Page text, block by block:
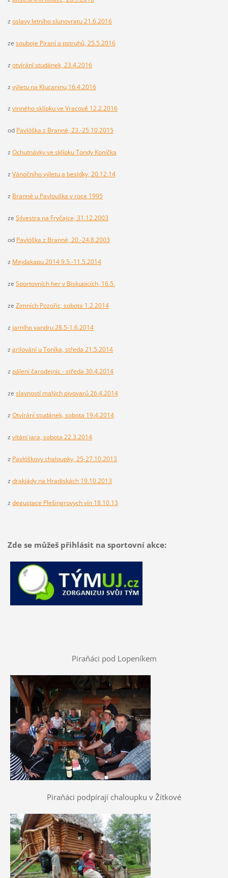
z oslavy letního slunovratu 21.6.2016
ze souboje Piraní a pstruhů, 25.5.2016
z otvírání studánek, 23.4.2016
z výletu na Klucaninu,16.4.2016
z vinného sklípku ve Vracově 12.2.2016
od Pavlóška z Branné, 23.-25.10.2015
z Ochutnávky ve sklípku Tondy Koníčka
z Vánočního výletu a besídky, 20.12.14
z Branné u Pavlouška v roce 1995
ze Silvestra na Fryčajce, 31.12.2003
od Pavlóška z Branné, 20.-24.8.2003
z Mejdakapu 2014 9.5.-11.5.2014
ze Sportovních her v Biskupicích, 16.5.
ze Zimních Pozořic, sobota 1.2.2014
z jarního vandru 28.5-1.6.2014
z grilování u Toníka, středa 21.5.2014
z pálení čarodejnic - středa 30.4.2014
ze slavností malých pivovarů 26.4.2014
z Otvírání studánek, sobota 19.4.2014
z vítání jara, sobota 22.3.2014
z Pavlóškovy chaloupky, 25-27.10.2013
z drakiády na Hradiskách 19.10.2013
z degustace Plešingrovych vín 18.10.13
Zde se můžeš přihlásit na sportovní akce:
Piraňáci pod Lopeníkem
Piraňáci podpírají chaloupku v Žítkové